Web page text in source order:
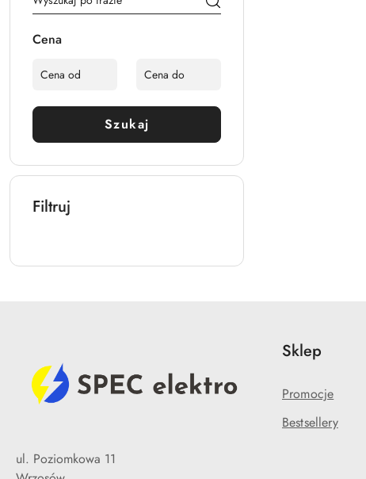
Cena
Szukaj
Filtruj
ul. Poziomkowa 11
Sklep
Promocje
Bestsellery